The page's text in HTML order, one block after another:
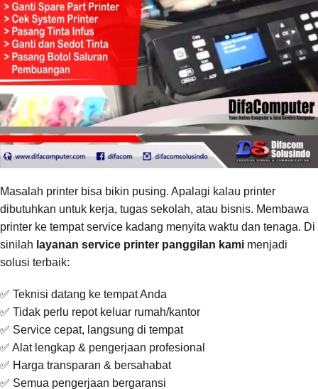
Masalah printer bisa bikin pusing. Apalagi kalau printer
dibutuhkan untuk kerja, tugas sekolah, atau bisnis. Membawa
printer ke tempat service kadang menyita waktu dan tenaga. Di
sinilah layanan service printer panggilan kami menjadi
solusi terbaik:
✅ Teknisi datang ke tempat Anda
✅ Tidak perlu repot keluar rumah/kantor
✅ Service cepat, langsung di tempat
✅ Alat lengkap & pengerjaan profesional
✅ Harga transparan & bersahabat
✅ Semua pengerjaan bergaransi